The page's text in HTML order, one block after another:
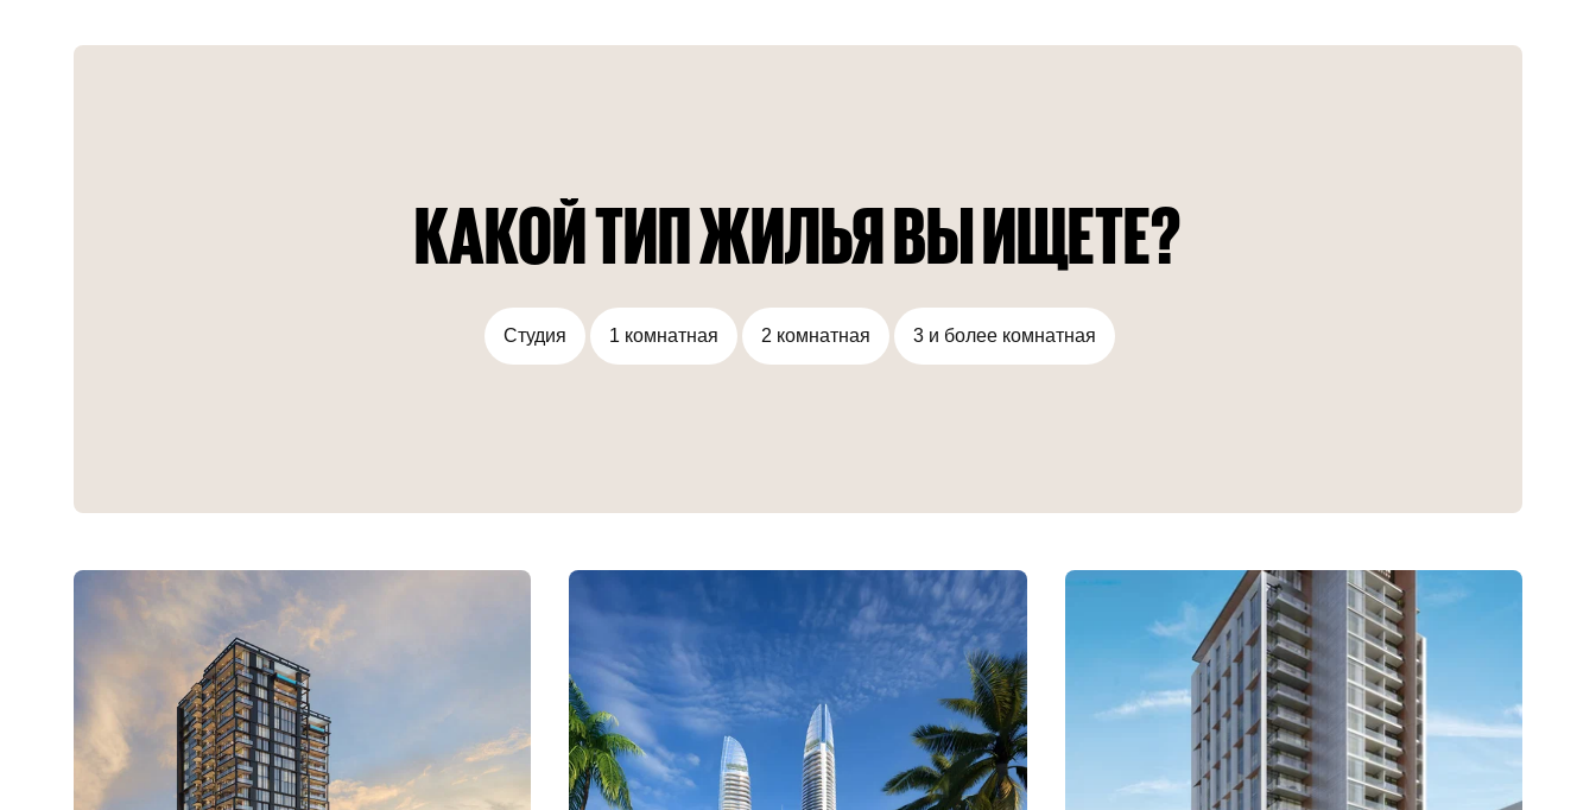
районе эмирата — Бизнес-Бэй, на набережной
роскошными интерьерами и высококлассными
центр. Сдача запланирована на 2027 год.
КАКОЙ ТИП ЖИЛЬЯ ВЫ ИЩЕТЕ?
Студия 1 комнатная 2 комнатная 3 и более комнатная